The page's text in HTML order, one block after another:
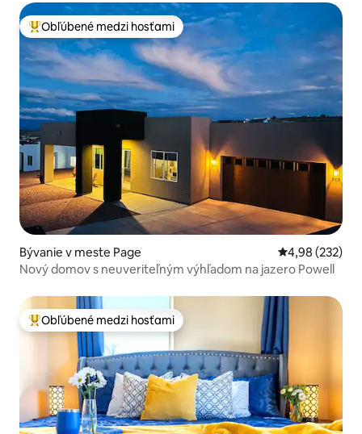
Najobľúbenejšie medzi hosťami
Obľúbené medzi hosťami
Bývanie v meste Page Priemerné
4,98 (232)
Nový domov s neuveriteľným výhľadom na jazero Powell
Najobľúbenejšie medzi hosťami
Obľúbené medzi hosťami